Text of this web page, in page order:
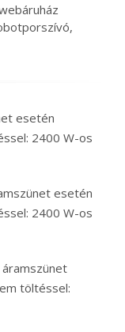
esetén
2400 W-os
esetén
2400 W-os
töltéssel: